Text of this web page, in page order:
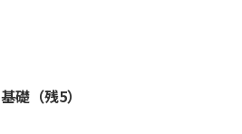
基礎（残5）